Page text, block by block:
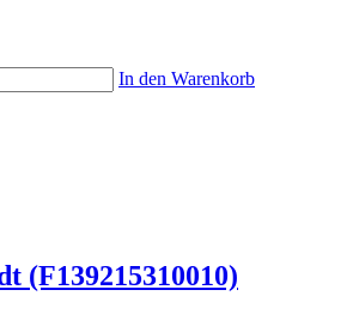
In den Warenkorb
(F139215310010)